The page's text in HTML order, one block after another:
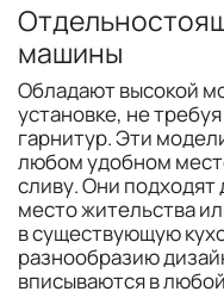
машины
Обладают высокой
установке, не
гарнитур. Эти
любом удобном
сливу. Они подходят
место жительства
в существующую
разнообразию
вписываются в